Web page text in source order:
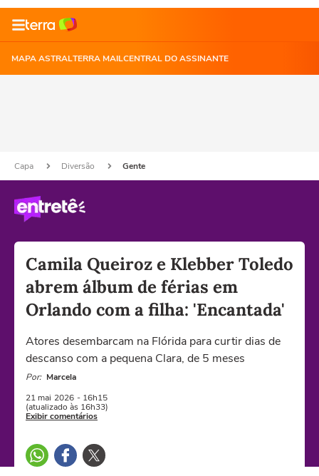
MAPA ASTRALTERRA MAILCENTRAL DO ASSINANTE
Capa Diversão Gente
Camila Queiroz e Klebber Toledo
abrem álbum de férias em
Orlando com a filha: 'Encantada'
Atores desembarcam na Flórida para curtir dias de
descanso com a pequena Clara, de 5 meses
Por: Marcela
21 mai 2026 - 16h15
(atualizado às 16h33)
Exibir comentários